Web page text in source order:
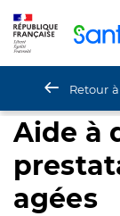
Retour
Aide à
agées